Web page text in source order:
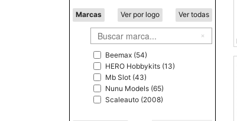
Marcas Ver por logo Ver todas
Beemax (54)
HERO Hobbykits (13)
Mb Slot (43)
Nunu Models (65)
Scaleauto (2008)